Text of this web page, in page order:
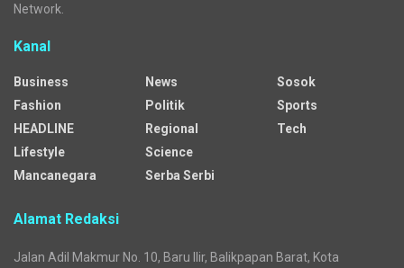
Network.
Kanal
Business
Fashion
HEADLINE
Lifestyle
Mancanegara
News
Politik
Regional
Science
Serba Serbi
Sosok
Sports
Tech
Alamat Redaksi
Jalan Adil Makmur No. 10, Baru Ilir, Balikpapan Barat, Kota